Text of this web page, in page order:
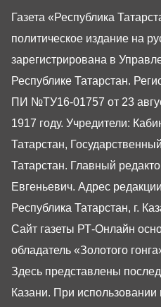
Газета «Республика
политическое издание на
зарегистрирована в
Республике Татарстан.
ПИ №ТУ16-01757 от 23
1917 году. Учредители:
Татарстан,
Татарстан. Главный
Евгеньевич. Адрес
Республика Татарстан, г.
Сайт газеты РТ-Онлайн
обладатель «Золотого
Здесь представлены
Казани. При использовании